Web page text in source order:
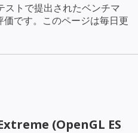
ストで提出されたベンチマ
です。このページは毎日更
(OpenGL ES